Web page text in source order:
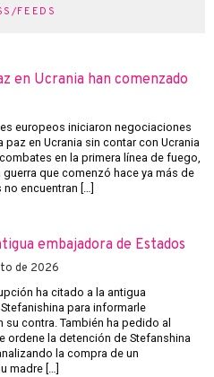
FEEDS
en Ucrania han comenzado
europeos iniciaron negociaciones
paz en Ucrania sin contar con Ucrania
en la primera línea de fuego,
que comenzó hace ya más de
encuentran […]
embajadora de Estados
de 2026
ha citado a la antigua
para informarle
contra. También ha pedido al
ordene la detención de Stefanshina
la compra de un
madre […]